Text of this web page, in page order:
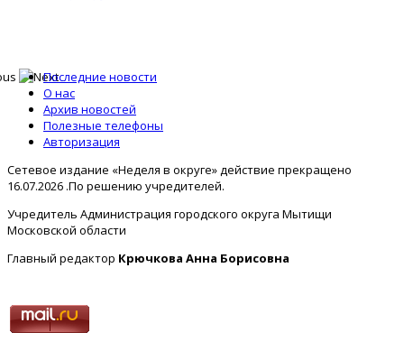
Последние новости
О нас
Архив новостей
Полезные телефоны
Авторизация
Сетевое издание «Неделя в округе» действие прекращено
16.07.2026 .По решению учредителей.
Учредитель Администрация городского округа Мытищи
Московской области
Главный редактор Крючкова Анна Борисовна